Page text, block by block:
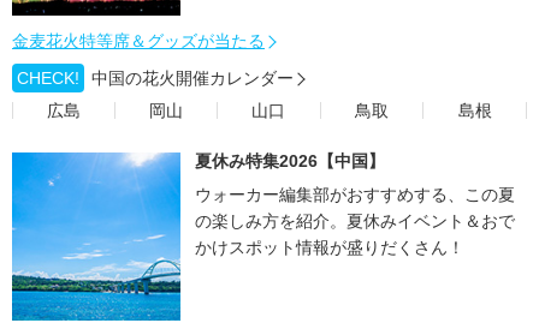
金麦花火特等席＆グッズが当たる
CHECK!
中国の花火開催カレンダー
広島
岡山 山口 鳥取 島根
夏休み特集2026【中国】
ウォーカー編集部がおすすめする、この夏
の楽しみ方を紹介。夏休みイベント＆おで
かけスポット情報が盛りだくさん！